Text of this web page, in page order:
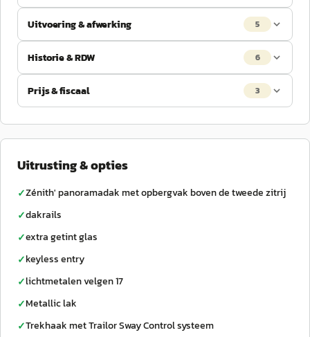
Uitvoering & afwerking 5
Historie & RDW 6
Prijs & fiscaal 3
Uitrusting & opties
✓Zénith' panoramadak met opbergvak boven de tweede zitrij
✓dakrails
✓extra getint glas
✓keyless entry
✓lichtmetalen velgen 17
✓Metallic lak
✓Trekhaak met Trailor Sway Control systeem